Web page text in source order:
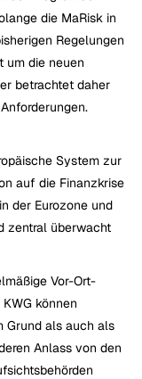
die MaRisk in
Regelungen
um die neuen
betrachtet daher
System zur
auf die Finanzkrise
der Eurozone und
zentral überwacht
Vor-Ort-
können
Grund als auch als
Anlass von den